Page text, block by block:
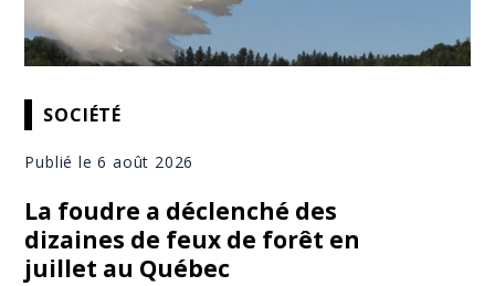
SOCIÉTÉ
Publié le 6 août 2026
La foudre a déclenché des
dizaines de feux de forêt en
juillet au Québec